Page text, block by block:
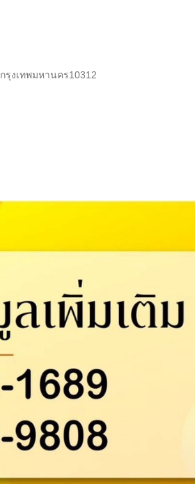
กรุงเทพมหานคร10312